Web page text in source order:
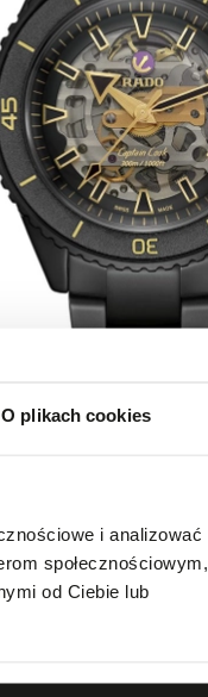
O plikach cookies
i analizować
społecznościowym,
od Ciebie lub